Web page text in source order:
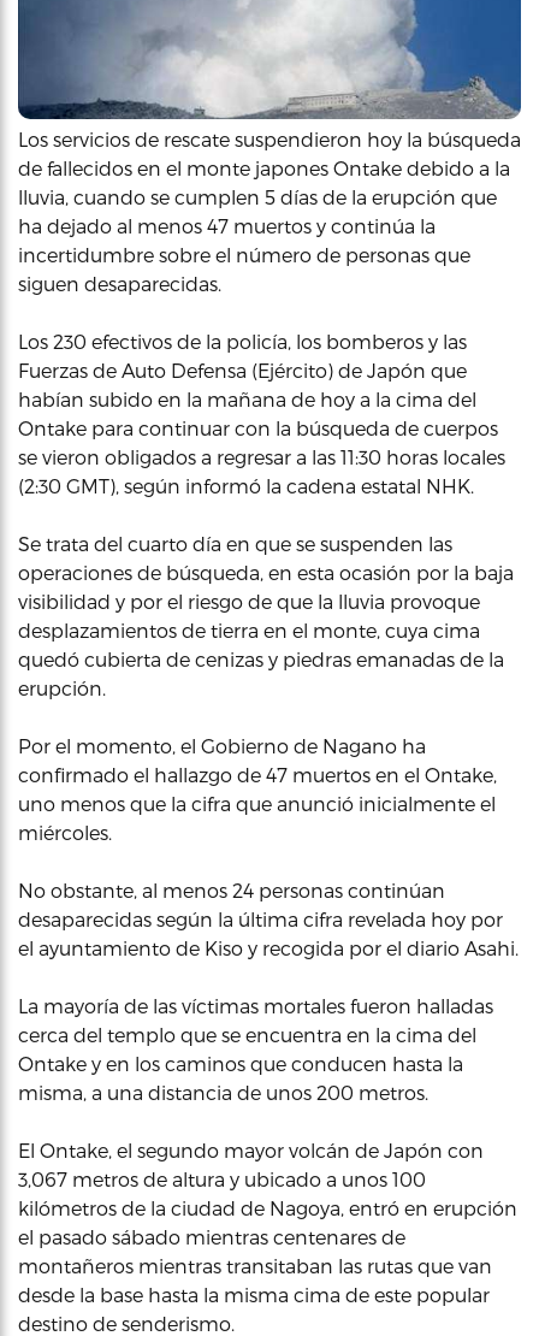
Los servicios de rescate suspendieron hoy la búsqueda
de fallecidos en el monte japones Ontake debido a la
lluvia, cuando se cumplen 5 días de la erupción que
ha dejado al menos 47 muertos y continúa la
incertidumbre sobre el número de personas que
siguen desaparecidas.
Los 230 efectivos de la policía, los bomberos y las
Fuerzas de Auto Defensa (Ejército) de Japón que
habían subido en la mañana de hoy a la cima del
Ontake para continuar con la búsqueda de cuerpos
se vieron obligados a regresar a las 11:30 horas locales
(2:30 GMT), según informó la cadena estatal NHK.
Se trata del cuarto día en que se suspenden las
operaciones de búsqueda, en esta ocasión por la baja
visibilidad y por el riesgo de que la lluvia provoque
desplazamientos de tierra en el monte, cuya cima
quedó cubierta de cenizas y piedras emanadas de la
erupción.
Por el momento, el Gobierno de Nagano ha
confirmado el hallazgo de 47 muertos en el Ontake,
uno menos que la cifra que anunció inicialmente el
miércoles.
No obstante, al menos 24 personas continúan
desaparecidas según la última cifra revelada hoy por
el ayuntamiento de Kiso y recogida por el diario Asahi.
La mayoría de las víctimas mortales fueron halladas
cerca del templo que se encuentra en la cima del
Ontake y en los caminos que conducen hasta la
misma, a una distancia de unos 200 metros.
El Ontake, el segundo mayor volcán de Japón con
3,067 metros de altura y ubicado a unos 100
kilómetros de la ciudad de Nagoya, entró en erupción
el pasado sábado mientras centenares de
montañeros mientras transitaban las rutas que van
desde la base hasta la misma cima de este popular
destino de senderismo.